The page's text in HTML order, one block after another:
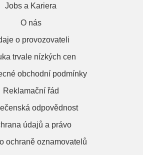
Jobs a Kariera
O nás
o provozovateli
trvale nízkých cen
obchodní podmínky
Reklamační řád
odpovědnost
údajů a právo
ochraně oznamovatelů